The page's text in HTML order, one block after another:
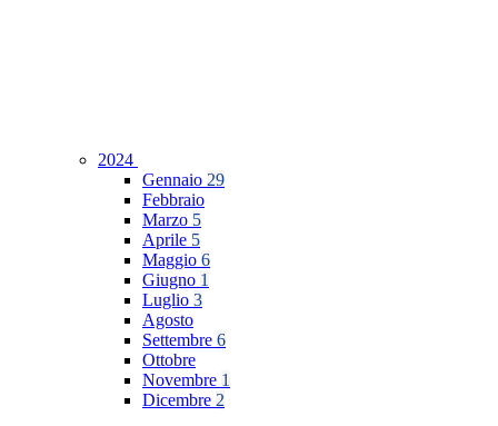
2024
Gennaio 29
Febbraio
Marzo 5
Aprile 5
Maggio 6
Giugno 1
Luglio 3
Agosto
Settembre 6
Ottobre
Novembre 1
Dicembre 2